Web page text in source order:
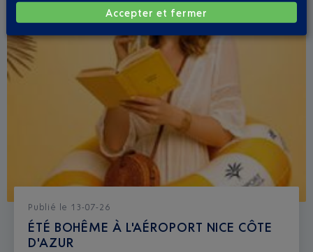
Publié le 13-07-26
ÉTÉ BOHÊME À L'AÉROPORT NICE CÔTE
D'AZUR
Accepter et fermer